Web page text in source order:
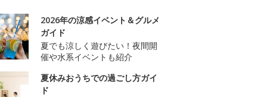
2026年の涼感イベント＆グルメ
ガイド
夏でも涼しく遊びたい！夜間開
催や水系イベントも紹介
夏休みおうちでの過ごし方ガイ
ド